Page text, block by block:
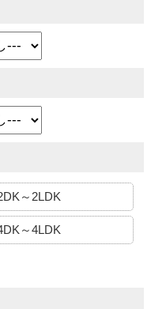
～2LDK
～4LDK